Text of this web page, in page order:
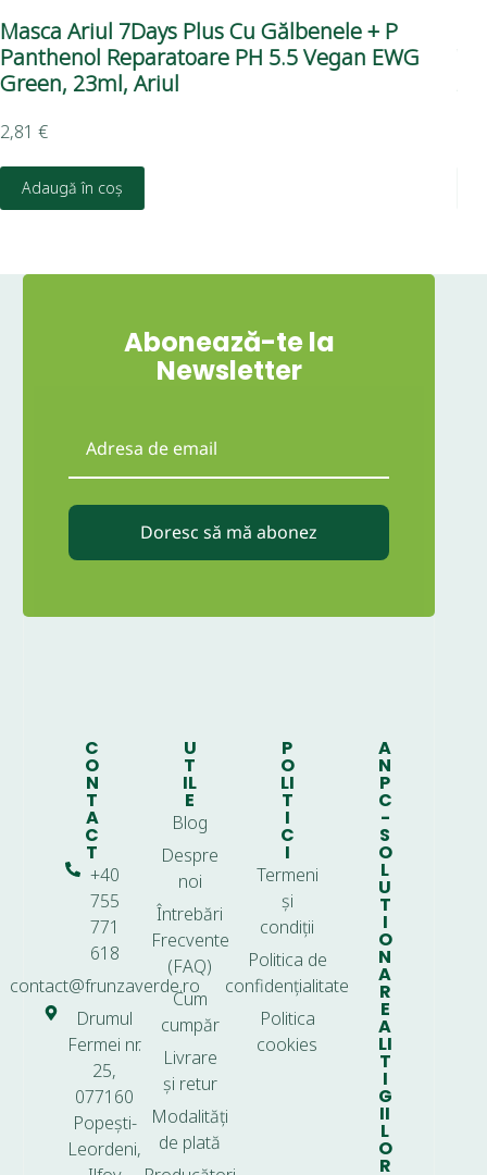
Masca Ariul 7Days Plus Cu Gălbenele + P
Panthenol Reparatoare PH 5.5 Vegan EWG
Green, 23ml, Ariul
2,81 €
Adaugă în coș
Abonează-te la
Newsletter
Doresc să mă abonez
C
O
N
T
A
C
T
+40
755
771
618
contact@frunzaverde.ro
Drumul
Fermei nr.
25,
077160
Popești-
Leordeni,
U
T
IL
E
Blog
Despre
noi
Întrebări
Frecvente
(FAQ)
Cum
cumpăr
Livrare
și retur
Modalități
de plată
P
O
LI
T
I
C
I
Termeni
și
condiții
Politica de
confidențialitate
Politica
cookies
A
N
P
C
-
S
O
L
U
T
I
O
N
A
R
E
A
LI
T
I
G
II
L
O
R